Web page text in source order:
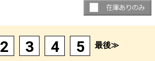
2 3 4 5 最後≫